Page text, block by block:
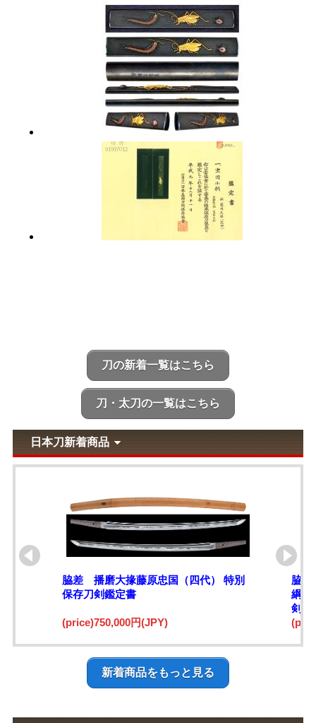
刀の新着一覧はこちら
刀・太刀の一覧はこちら
日本刀新着商品
脇差 播磨大掾藤原忠国（四代） 特別
保存刀剣鑑定書
(price)750,000円(JPY)
脇
綱)
剣
新着商品をもっと見る